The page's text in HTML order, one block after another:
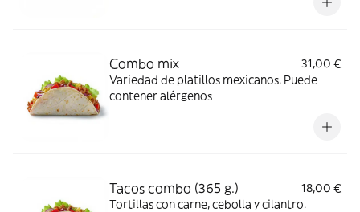
Combo mix
31,00 €
Variedad de platillos mexicanos. Puede
contener alérgenos
Tacos combo (365 g.)
18,00 €
Tortillas con carne, cebolla y cilantro.